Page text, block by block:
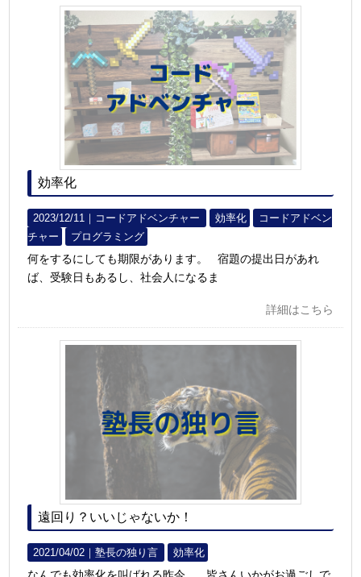
効率化
2023/12/11｜ コードアドベンチャー 効率化
コードアドベン
チャー
プログラミング
何をするにしても期限があります。 宿題の提出日があれ
ば、受験日もあるし、社会人になるま
詳細はこちら
遠回り？いいじゃないか！
2021/04/02｜塾長の独り言 効率化
なんでも効率化を叫ばれる昨今、 皆さんいかがお過ごしで